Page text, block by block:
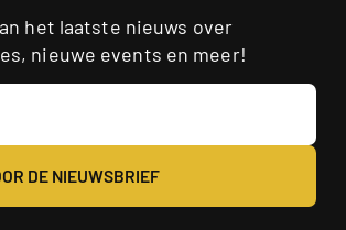
het laatste nieuws over
nieuwe events en meer!